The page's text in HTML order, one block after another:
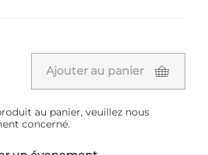
Ajouter au panier
au panier, veuillez nous
concerné.